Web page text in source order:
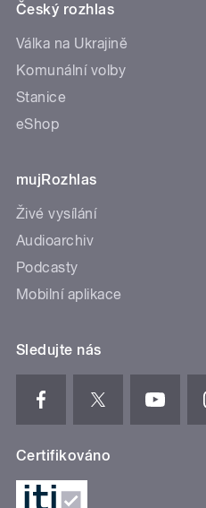
Český rozhlas
Válka na Ukrajině
Komunální volby
Stanice
eShop
mujRozhlas
Živé vysílání
Audioarchiv
Podcasty
Mobilní aplikace
Sledujte nás
Certifikováno